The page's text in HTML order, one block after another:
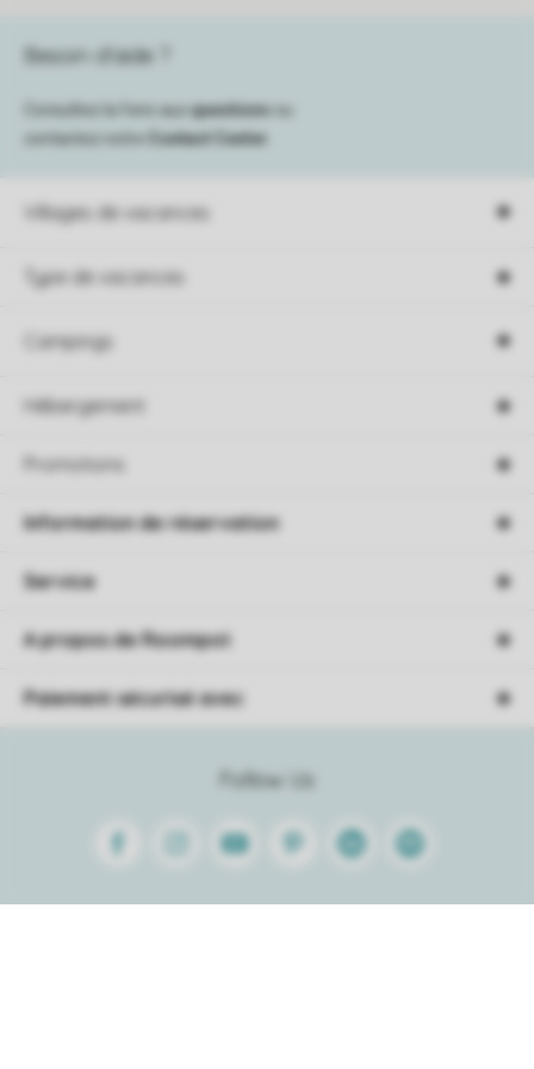
Villages de vacances
Type de vacances
Campings
Hébergement
Promotions
Besoin d’aide ?
Consultez la foire aux questions
contactez notre
Contact Center
Follow Us
FacebookInstagramYoutube PinterestLinkedinSpotify
Information de réservation
Service
A propos de Roompot
Paiement sécurisé avec